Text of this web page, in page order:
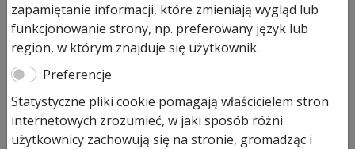
zapamiętanie informacji, które zmieniają wygląd lub
funkcjonowanie strony, np. preferowany język lub
region, w którym znajduje się użytkownik.
Preferencje
Statystyczne pliki cookie pomagają właścicielem stron
internetowych zrozumieć, w jaki sposób różni
użytkownicy zachowują się na stronie, gromadząc i